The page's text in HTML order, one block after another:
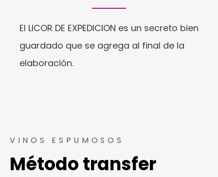
El LICOR DE EXPEDICION es un secreto bien
guardado que se agrega al final de la
elaboración.
VINOS ESPUMOSOS
Método transfer